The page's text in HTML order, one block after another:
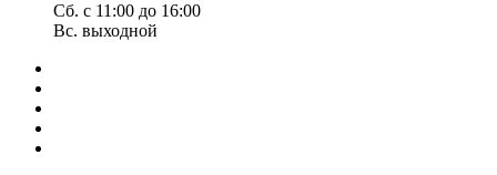
Сб. с 11:00 до 16:00
Вс. выходной